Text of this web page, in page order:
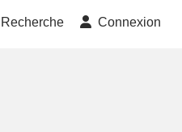
Recherche Connexion